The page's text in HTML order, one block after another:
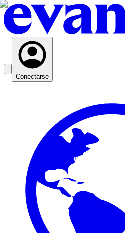
Conectarse